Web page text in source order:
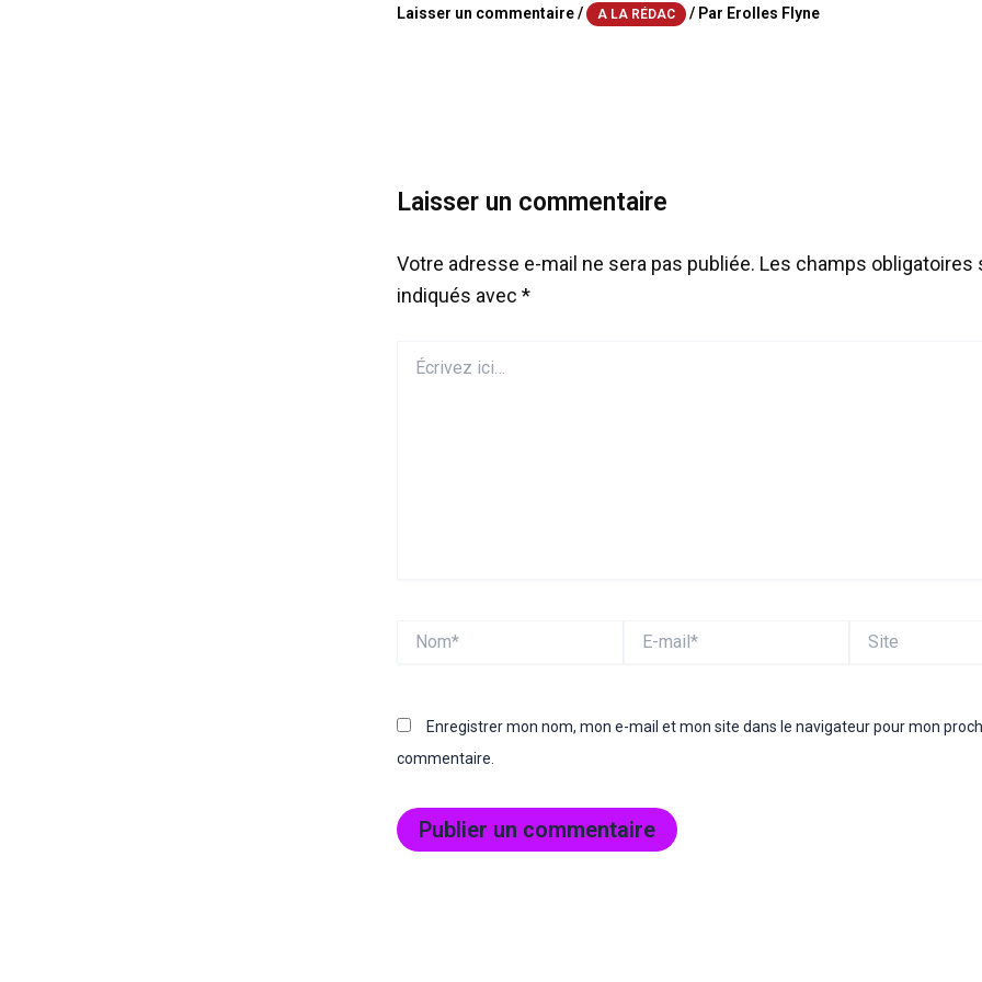
Laisser un commentaire/ A LA RÉDAC / Par Erolles Flyne
Laisser un commentaire
Votre adresse e-mail ne sera pas publiée. Les champs obligatoires
indiqués avec *
ici…
mail*
Enregistrer mon nom, mon e-mail et mon site dans le navigateur pour mon
commentaire.